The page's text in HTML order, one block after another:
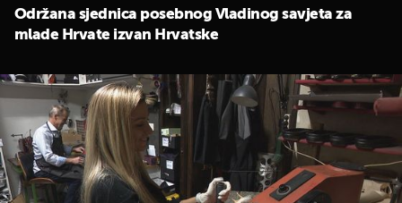
Održana sjednica posebnog Vladinog savjeta za
mlade Hrvate izvan Hrvatske